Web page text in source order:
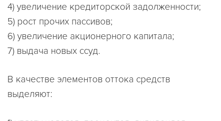
4) увеличение кредиторской задолженности;
5) рост прочих пассивов;
6) увеличение акционерного капитала;
7) выдача новых ссуд.
В качестве элементов оттока средств
выделяют: